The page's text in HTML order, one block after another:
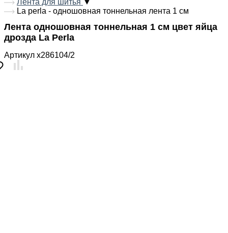
Лента для шитья ▼
La perla - одношовная тоннельная лента 1 см
Лента одношовная тоннельная 1 см цвет яйца
дрозда La Perla
Артикул x286104/2